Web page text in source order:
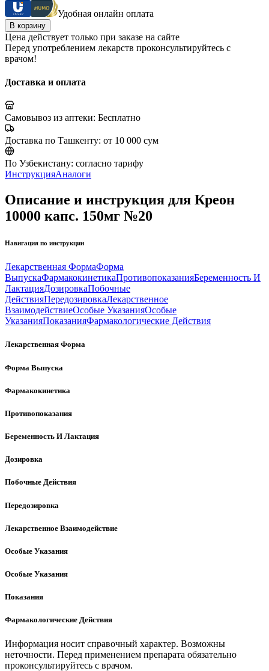
Удобная онлайн оплата
В корзину
Цена действует только при заказе на сайте
Перед употреблением лекарств проконсультируйтесь с
врачом!
Доставка и оплата
Самовывоз из аптеки: Бесплатно
Доставка по Ташкенту: от 10 000 сум
По Узбекистану: согласно тарифу
ИнструкцияАналоги
Описание и инструкция для Креон
10000 капс. 150мг №20
Навигация по инструкции
Лекарственная ФормаФорма
ВыпускаФармакокинетикаПротивопоказанияБеременность И
ЛактацияДозировкаПобочные
ДействияПередозировкаЛекарственное
ВзаимодействиеОсобые УказанияОсобые
УказанияПоказанияФармакологические Действия
Лекарственная Форма
Форма Выпуска
Фармакокинетика
Противопоказания
Беременность И Лактация
Дозировка
Побочные Действия
Передозировка
Лекарственное Взаимодействие
Особые Указания
Особые Указания
Показания
Фармакологические Действия
Информация носит справочный характер. Возможны
неточности. Перед применением препарата обязательно
проконсультируйтесь с врачом.